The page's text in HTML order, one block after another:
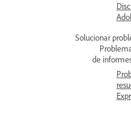
Solucionar
de